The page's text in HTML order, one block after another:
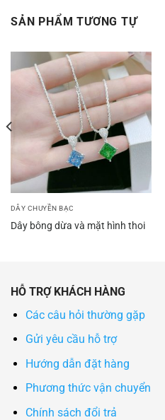
SẢN PHẨM TƯƠNG TỰ
DÂY CHUYỀN BẠC
Dây bông dừa và mặt hình thoi
HỖ TRỢ KHÁCH HÀNG
Các câu hỏi thường gặp
Gửi yêu cầu hỗ trợ
Hướng dẫn đặt hàng
Phương thức vận chuyển
Chính sách đổi trả